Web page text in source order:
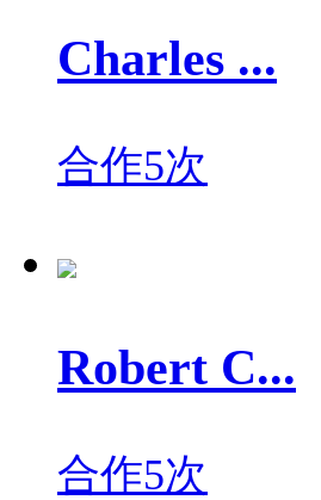
Charles ...
合作5次
Robert C...
合作5次